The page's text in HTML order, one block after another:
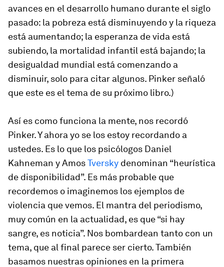
avances en el desarrollo humano durante el siglo
pasado: la pobreza está disminuyendo y la riqueza
está aumentando; la esperanza de vida está
subiendo, la mortalidad infantil está bajando; la
desigualdad mundial está comenzando a
disminuir, solo para citar algunos. Pinker señaló
que este es el tema de su próximo libro.)
Así es como funciona la mente, nos recordó
Pinker. Y ahora yo se los estoy recordando a
ustedes. Es lo que los psicólogos Daniel
Kahneman y AmosTversky denominan “heurística
de disponibilidad”. Es más probable que
recordemos o imaginemos los ejemplos de
violencia que vemos. El mantra del periodismo,
muy común en la actualidad, es que “si hay
sangre, es noticia”. Nos bombardean tanto con un
tema, que al final parece ser cierto. También
basamos nuestras opiniones en la primera